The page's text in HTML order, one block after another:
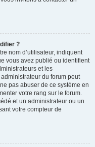
?
nom d’utilisateur, indiquent
vous avez publié ou identifient
et les
du forum peut
pas abuser de ce système en
votre rang sur le forum.
et un administrateur ou un
votre compteur de